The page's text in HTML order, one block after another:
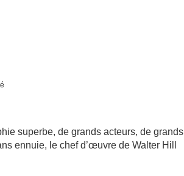
superbe, de grands acteurs, de grands
ennuie, le chef d’œuvre de Walter Hill